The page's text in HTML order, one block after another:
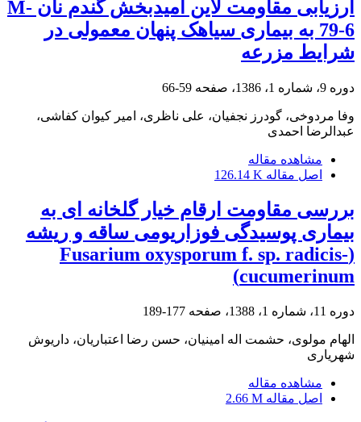
ارزیابی مقاومت لاین امیدبخش گندم نان ‏M-
79-6‎‏ به بیماری سیاهک پنهان معمولی‏‎ ‎در
شرایط مزرعه
دوره 9، شماره 1، 1386، صفحه 59-66
وفا مردوخی، گودرز ‏نجفیان، علی ناظری، امیر کیوان ‏کفاشی،
عبدالرضا ‏احمدی
مشاهده مقاله
اصل مقاله 126.14 K
بررسی مقاومت ارقام خیار گلخانه ای به
بیماری پوسیدگی فوزاریومی ساقه و ریشه
(Fusarium oxysporum f. sp. radicis-
cucumerinum)
دوره 11، شماره 1، 1388، صفحه 177-189
الهام مولوی، حشمت اله امینیان، حسن رضا اعتباریان، داریوش
شهریاری
مشاهده مقاله
اصل مقاله 2.66 M